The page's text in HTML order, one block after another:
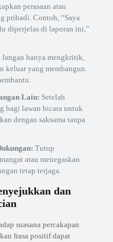
perasaan atau
pribadi. Contoh, “Saya
diperjelas di laporan ini,”
Jangan hanya mengkritik,
keluar yang membangun.
Lain: Setelah
bagi lawan bicara untuk
dengan saksama tanpa
Tutup
atau menegaskan
tetap terjaga.
dan
suasana percakapan
frasa positif dapat